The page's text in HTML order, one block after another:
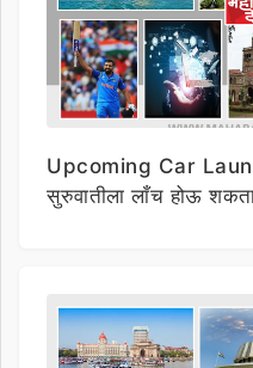
Upcoming Car
सुरुवातीला लाँच होऊ